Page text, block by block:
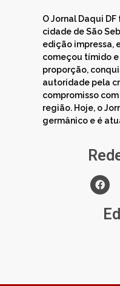
O Jornal Daqui
cidade de São
edição impressa,
começou tímido
proporção,
autoridade pela
compromisso
região. Hoje, o
germânico e é